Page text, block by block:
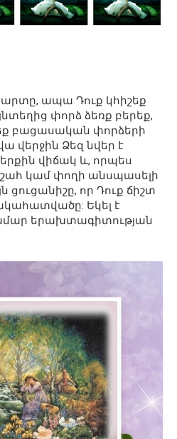
ապա Դուք կհիշեք
փորձ ձեռք բերեք,
բացասական փորձերի
վերջին Ձեզ նվեր է
վիճակ և, որպես
շահ կամ փողի անսպասելի
ցուցանիշը, որ Դուք ճիշտ
Եկել է
երախտագիտության